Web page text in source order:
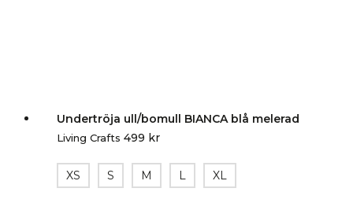
Undertröja ull/bomull BIANCA blå melerad
Living Crafts 499 kr
XS S M L XL